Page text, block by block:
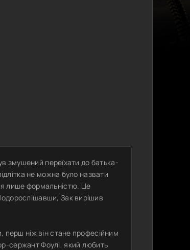
змушений переїхати до батька-
не можна було назвати
лише формальністю. Це
Зак вирішив
ніж він стане професійним
сержант Фоулі, який любить